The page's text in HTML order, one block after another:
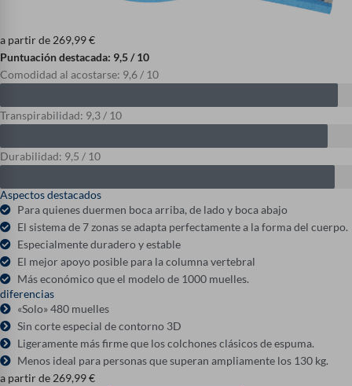
a partir de269,99€
Puntuación destacada: 9,5 / 10
Comodidad al acostarse: 9,6 / 10
Transpirabilidad: 9,3 / 10
Durabilidad: 9,5 / 10
Aspectos destacados
Para quienes duermen boca arriba, de lado y boca abajo
El sistema de 7 zonas se adapta perfectamente a la forma del cuerpo.
Especialmente duradero y estable
El mejor apoyo posible para la columna vertebral
Más económico que el modelo de 1000 muelles.
diferencias
«Solo» 480 muelles
Sin corte especial de contorno 3D
Ligeramente más firme que los colchones clásicos de espuma.
Menos ideal para personas que superan ampliamente los 130 kg.
a partir de269,99€